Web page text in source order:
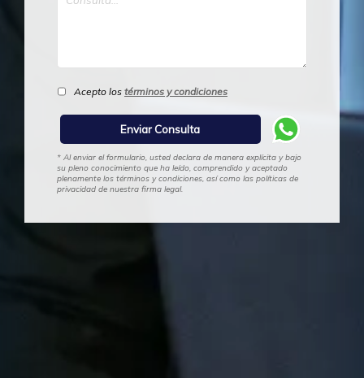
Acepto los términos y condiciones
* Al enviar el formulario, usted declara de manera explícita y bajo
su pleno conocimiento que ha leído, comprendido y aceptado
plenamente los términos y condiciones, así como las políticas de
privacidad de nuestra firma legal.